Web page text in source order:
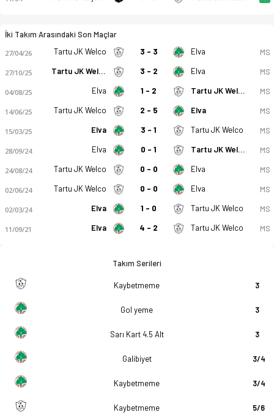
İki Takım Arasındaki Son Maçlar
27/04/26 Tartu JK Welco 3 - 3 Elva MS
27/10/25 Tartu JK Welco 3 - 2 Elva MS
04/08/25 Elva 1 - 2 Tartu JK Welco MS
14/06/25 Tartu JK Welco 2 - 5 Elva MS
15/03/25 Elva 3 - 1 Tartu JK Welco MS
28/09/24 Elva 0 - 1 Tartu JK Welco MS
24/08/24 Tartu JK Welco 0 - 0 Elva MS
02/06/24 Tartu JK Welco 0 - 0 Elva MS
02/03/24 Elva 1 - 0 Tartu JK Welco MS
11/09/21 Elva 4 - 2 Tartu JK Welco MS
Takım Serileri
Kaybetmeme 3
Gol yeme 3
Sarı Kart 4.5 Alt 3
Galibiyet 3/4
Kaybetmeme 3/4
Kaybetmeme 5/6